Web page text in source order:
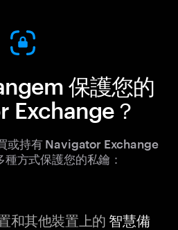
保護您的
Exchange？
或持有 Navigator Exchange
方式保護您的私鑰：
和其他裝置上的 智慧備